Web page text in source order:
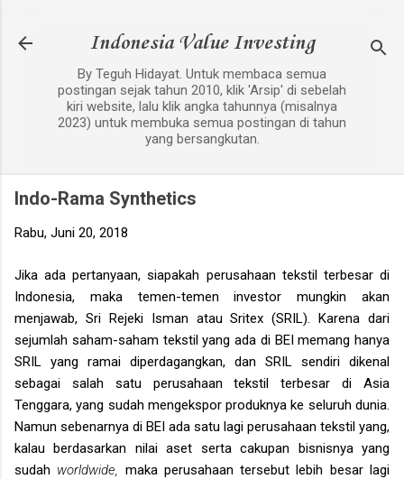
Indonesia Value Investing
By Teguh Hidayat. Untuk membaca semua
postingan sejak tahun 2010, klik 'Arsip' di sebelah
kiri website, lalu klik angka tahunnya (misalnya
2023) untuk membuka semua postingan di tahun
yang bersangkutan.
Indo-Rama Synthetics
Rabu, Juni 20, 2018
Jika ada pertanyaan, siapakah perusahaan tekstil terbesar di
Indonesia, maka temen-temen investor mungkin akan
menjawab, Sri Rejeki Isman atau Sritex (SRIL). Karena dari
sejumlah saham-saham tekstil yang ada di BEI memang hanya
SRIL yang ramai diperdagangkan, dan SRIL sendiri dikenal
sebagai salah satu perusahaan tekstil terbesar di Asia
Tenggara, yang sudah mengekspor produknya ke seluruh dunia.
Namun sebenarnya di BEI ada satu lagi perusahaan tekstil yang,
kalau berdasarkan nilai aset serta cakupan bisnisnya yang
sudah worldwide, maka perusahaan tersebut lebih besar lagi